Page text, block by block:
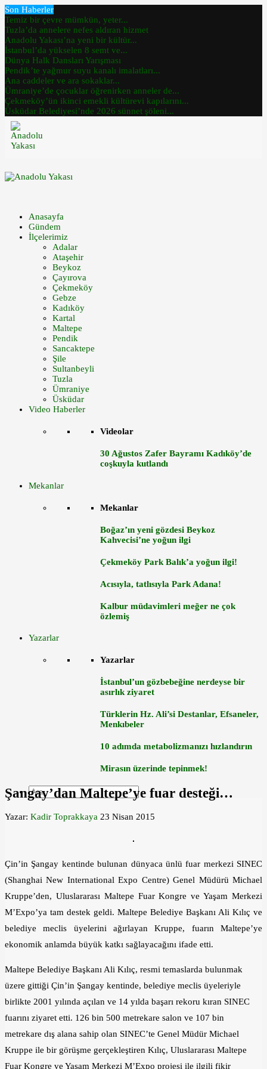
Son Haberler
Temiz bir çevre mümkün, yeter...
Tuzla’da annelere nefes aldıran hizmet
Anadolu Yakası’na yeni bir kültür...
İstanbul’da yükselen 8 semt ve...
Dünya Halk Dansları Yarışması
Pendik’te yağmur suyu kanalı imalatları...
Ana caddeler ve ara sokaklar...
Ümraniye’de çocuklar öğrenirken anneler de...
Çekmeköy’ün ikinci emekli kültürevi kapılarını...
Üsküdar Belediyesi’nde 2026 sünnet şöleni...
Anasayfa
Gündem
İlçelerimiz
Adalar
Ataşehir
Beykoz
Çayırova
Çekmeköy
Gebze
Kadıköy
Kartal
Maltepe
Pendik
Sancaktepe
Şile
Sultanbeyli
Tuzla
Ümraniye
Üsküdar
Video Haberler
Videolar
30 Ağustos Zafer Bayramı Kadıköy’de
coşkuyla kutlandı
Mekanlar
Mekanlar
Boğaz’ın yeni gözdesi Beykoz
Kahvecisi’ne yoğun ilgi
Çekmeköy Park Balık’a yoğun ilgi!
Acısıyla, tatlısıyla Park Adana!
Kalbur müdavimleri meğer ne çok
özlemiş
Yazarlar
Yazarlar
İstanbul’un gözbebeğine nerdeyse bir
asırlık ziyaret
Türklerin Hz. Ali’si Destanlar, Efsaneler,
Menkıbeler
10 adımda metabolizmanızı hızlandırın
Mirasın üzerinde tepinmek!
Şangay’dan Maltepe’ye fuar desteği…
Yazar: Kadir Toprakkaya 23 Nisan 2015
Çin’in Şangay kentinde bulunan dünyaca ünlü fuar merkezi SINEC
(Shanghai New International Expo Centre) Genel Müdürü Michael
Kruppe’den, Uluslararası Maltepe Fuar Kongre ve Yaşam Merkezi
M’Expo’ya tam destek geldi. Maltepe Belediye Başkanı Ali Kılıç ve
belediye meclis üyelerini ağırlayan Kruppe, fuarın Maltepe’ye
ekonomik anlamda büyük katkı sağlayacağını ifade etti.
Maltepe Belediye Başkanı Ali Kılıç, resmi temaslarda bulunmak
üzere gittiği Çin’in Şangay kentinde, belediye meclis üyeleriyle
birlikte 2001 yılında açılan ve 14 yılda başarı rekoru kıran SINEC
fuarını ziyaret etti. 126 bin 500 metrekare salon ve 107 bin
metrekare dış alana sahip olan SINEC’te Genel Müdür Michael
Kruppe ile bir görüşme gerçekleştiren Kılıç, Uluslararası Maltepe
Fuar Kongre ve Yaşam Merkezi M’Expo projesi ile ilgili fikir